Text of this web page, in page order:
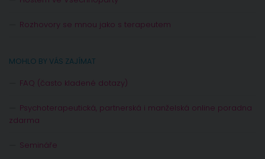
Rozhovory se mnou jako s terapeutem
MOHLO BY VÁS ZAJÍMAT
FAQ (často kladené dotazy)
Psychoterapeutická, partnerská i manželská online poradna
zdarma
Semináře